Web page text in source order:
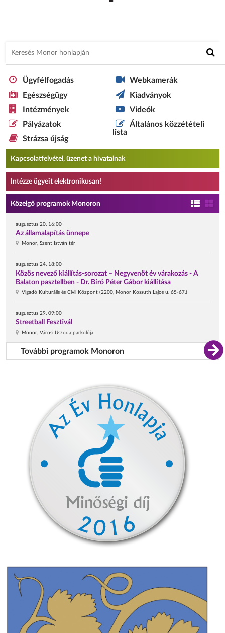
Ügyfélfogadás
Egészségügy
Intézmények
Pályázatok
Strázsa újság
Webkamerák
Kiadványok
Videók
Általános közzétételi
lista
Kapcsolatfelvétel, üzenet a hivatalnak
Intézze ügyeit elektronikusan!
Közelgő programok Monoron
augusztus 20. 16:00
Az államalapítás ünnepe
Monor, Szent István tér
augusztus 24. 18:00
Közös nevező kiállítás-sorozat – Negyvenöt év várakozás - A
Balaton pasztellben - Dr. Bíró Péter Gábor kiállítása
Vigadó Kulturális és Civil Központ (2200, Monor Kossuth Lajos u. 65-67.)
augusztus 29. 09:00
Streetball Fesztivál
Monor, Városi Uszoda parkolója
További programok Monoron